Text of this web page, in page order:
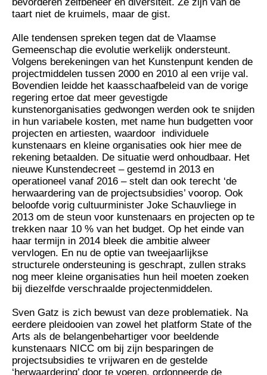
taart niet de kruimels, maar de gist.
Alle tendensen spreken tegen dat de Vlaamse
Gemeenschap die evolutie werkelijk ondersteunt.
Volgens berekeningen van het Kunstenpunt kenden de
projectmiddelen tussen 2000 en 2010 al een vrije val.
Bovendien leidde het kaasschaafbeleid van de vorige
regering ertoe dat meer gevestigde
kunstenorganisaties gedwongen werden ook te snijden
in hun variabele kosten, met name hun budgetten voor
projecten en artiesten, waardoor individuele
kunstenaars en kleine organisaties ook hier mee de
rekening betaalden. De situatie werd onhoudbaar. Het
nieuwe Kunstendecreet – gestemd in 2013 en
operationeel vanaf 2016 – stelt dan ook terecht ‘de
herwaardering van de projectsubsidies’ voorop. Ook
beloofde vorig cultuurminister Joke Schauvliege in
2013 om de steun voor kunstenaars en projecten op te
trekken naar 10 % van het budget. Op het einde van
haar termijn in 2014 bleek die ambitie alweer
vervlogen. En nu de optie van tweejaarlijkse
structurele ondersteuning is geschrapt, zullen straks
nog meer kleine organisaties hun heil moeten zoeken
bij diezelfde verschraalde projectenmiddelen.
Sven Gatz is zich bewust van deze problematiek. Na
eerdere pleidooien van zowel het platform State of the
Arts als de belangenbehartiger voor beeldende
kunstenaars NICC om bij zijn besparingen de
projectsubsidies te vrijwaren en de gestelde
‘herwaardering’ door te voeren, ordonneerde de